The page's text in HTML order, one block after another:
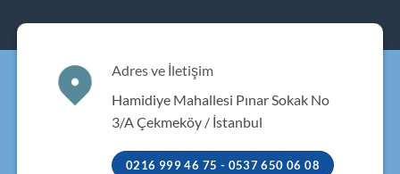
Adres ve İletişim
Hamidiye Mahallesi Pınar Sokak No
3/A Çekmeköy / İstanbul
0216 999 46 75 - 0537 650 06 08